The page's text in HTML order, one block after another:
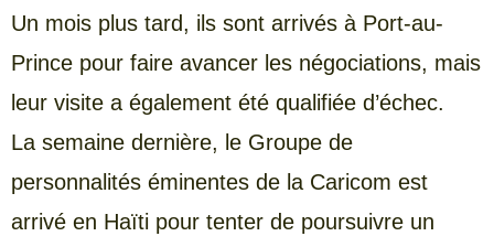
Un mois plus tard, ils sont arrivés à Port-au-
Prince pour faire avancer les négociations, mais
leur visite a également été qualifiée d’échec.
La semaine dernière, le Groupe de
personnalités éminentes de la Caricom est
arrivé en Haïti pour tenter de poursuivre un